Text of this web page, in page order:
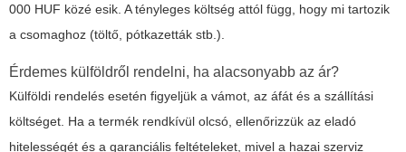
000 HUF közé esik. A tényleges költség attól függ, hogy mi tartozik
a csomaghoz (töltő, pótkazetták stb.).
Érdemes külföldről rendelni, ha alacsonyabb az ár?
Külföldi rendelés esetén figyeljük a vámot, az áfát és a szállítási
költséget. Ha a termék rendkívül olcsó, ellenőrizzük az eladó
hitelességét és a garanciális feltételeket, mivel a hazai szerviz